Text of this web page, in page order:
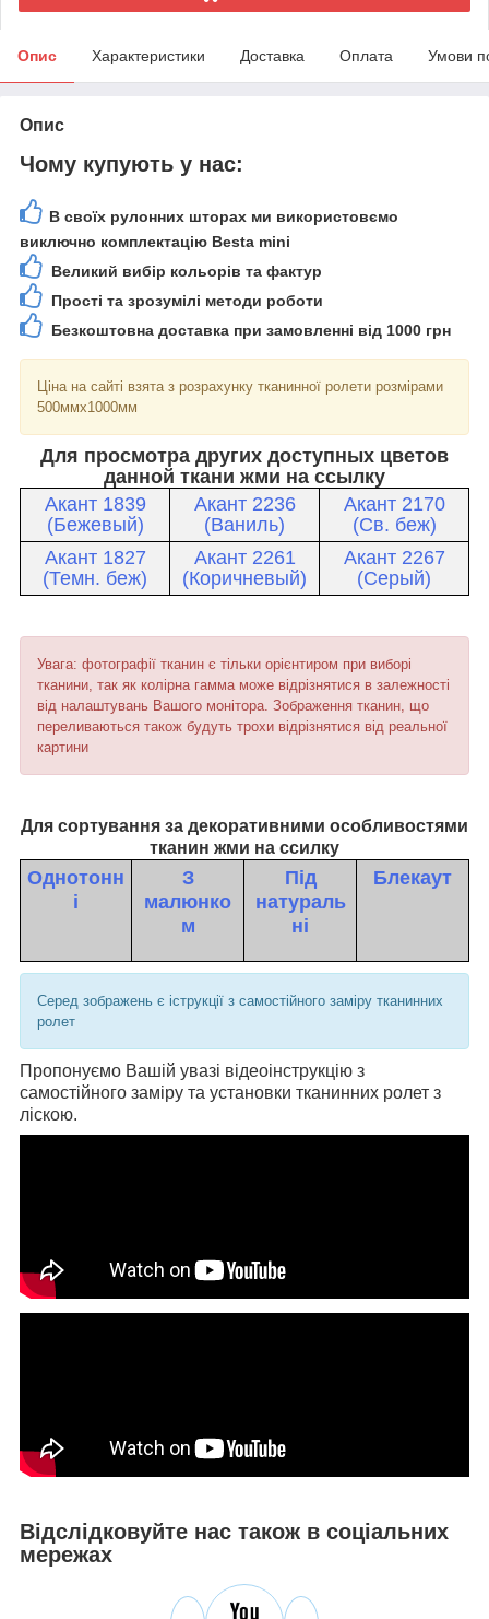
Опис Характеристики Доставка Оплата Умови
Опис
Чому купують у нас:
В своїх рулонних шторах ми використовємо
виключно комплектацію Besta mini
Великий вибір кольорів та фактур
Прості та зрозумілі методи роботи
Безкоштовна доставка при замовленні від 1000 грн
Ціна на сайті взята з розрахунку тканинної ролети розмірами
500ммх1000мм
Для просмотра других доступных цветов
данной ткани жми на ссылку
Акант 1839
(Бежевый)
Акант 2236
(Ваниль)
Акант 2170
(Св. беж)
Акант 1827
(Темн. беж)
Акант 2261
(Коричневый)
Акант 2267
(Серый)
Увага: фотографії тканин є тільки орієнтиром при виборі
тканини, так як колірна гамма може відрізнятися в залежності
від налаштувань Вашого монітора. Зображення тканин, що
переливаються також будуть трохи відрізнятися від реальної
картини
Для сортування за декоративними особливостями
тканин жми на ссилку
Однотонн
і
З
малюнко
м
Під
натураль
ні
Блекаут
Серед зображень є іструкції з самостійного заміру тканинних
ролет
Пропонуємо Вашій увазі відеоінструкцію з
самостійного заміру та установки тканинних ролет з
ліскою.
Відслідковуйте нас також в соціальних
мережах